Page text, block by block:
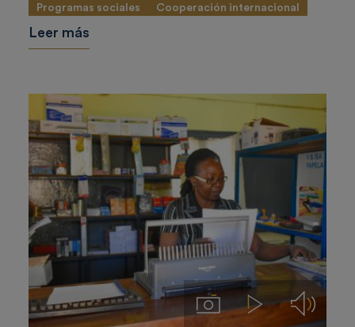
Programas sociales Cooperación internacional
Leer más
ImágenesVideos Audios